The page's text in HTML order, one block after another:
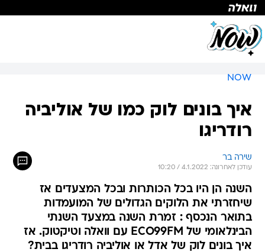
NOW
איך בונים לוק כמו של אוליביה
רודריגו
שירה בר
עודכן לאחרונה: 4.1.2022 / 10:20
השנה הן היו בכל הכותרות ובכל המצעדים אז
שיחזרתי את הלוקים הגדולים של המועמדות
בתואר הנכסף : זמרת השנה במצעד השנתי
הבינלאומי של ECO99FM עם וואלה וטיקטוק. אז
איך בונים לוק של אדל או אוליביה רודריגו בבית?